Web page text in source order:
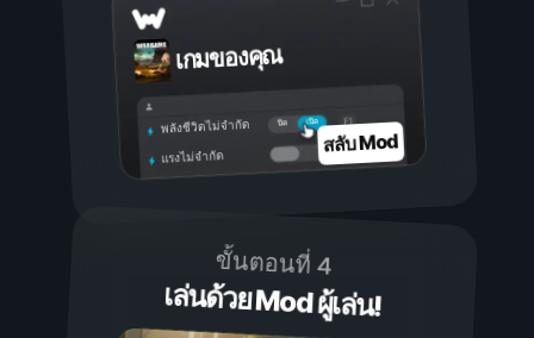
เกมของคุณ
เปิด
ปิด
พลังชีวิตไม่จำกัด
แรงไม่จำกัด สลับ Mod
ขั้นตอนที่ 4
เล่นด้วย Mod ผู้เล่น!